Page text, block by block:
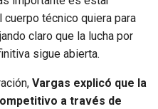
técnico quiera para
claro que la lucha por
sigue abierta.
Vargas explicó que la
a través de